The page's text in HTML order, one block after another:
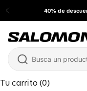
Anterior 40% de
Salomon México
Tu carrito (0)